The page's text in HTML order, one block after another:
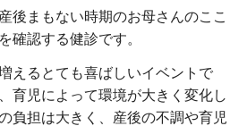
後まもない時期のお母さんのここ
確認する健診です。
えるとても喜ばしいイベントで
育児によって環境が大きく変化し
負担は大きく、産後の不調や育児